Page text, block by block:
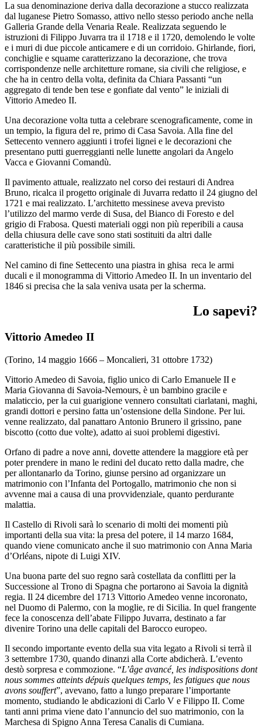
La sua denominazione deriva dalla decorazione a stucco realizzata
dal luganese Pietro Somasso, attivo nello stesso periodo anche nella
Galleria Grande della Venaria Reale. Realizzata seguendo le
istruzioni di Filippo Juvarra tra il 1718 e il 1720, demolendo le volte
e i muri di due piccole anticamere e di un corridoio. Ghirlande, fiori,
conchiglie e squame caratterizzano la decorazione, che trova
corrispondenze nelle architetture romane, sia civili che religiose, e
che ha in centro della volta, definita da Chiara Passanti “un
aggregato di tende ben tese e gonfiate dal vento” le iniziali di
Vittorio Amedeo II.
Una decorazione volta tutta a celebrare scenograficamente, come in
un tempio, la figura del re, primo di Casa Savoia. Alla fine del
Settecento vennero aggiunti i trofei lignei e le decorazioni che
presentano putti guerreggianti nelle lunette angolari da Angelo
Vacca e Giovanni Comandù.
Il pavimento attuale, realizzato nel corso dei restauri di Andrea
Bruno, ricalca il progetto originale di Juvarra redatto il 24 giugno del
1721 e mai realizzato. L’architetto messinese aveva previsto
l’utilizzo del marmo verde di Susa, del Bianco di Foresto e del
grigio di Frabosa. Questi materiali oggi non più reperibili a causa
della chiusura delle cave sono stati sostituiti da altri dalle
caratteristiche il più possibile simili.
Nel camino di fine Settecento una piastra in ghisa reca le armi
ducali e il monogramma di Vittorio Amedeo II. In un inventario del
1846 si precisa che la sala veniva usata per la scherma.
Lo sapevi?
Vittorio Amedeo II
(Torino, 14 maggio 1666 – Moncalieri, 31 ottobre 1732)
Vittorio Amedeo di Savoia, figlio unico di Carlo Emanuele II e
Maria Giovanna di Savoia-Nemours, è un bambino gracile e
malaticcio, per la cui guarigione vennero consultati ciarlatani, maghi,
grandi dottori e persino fatta un’ostensione della Sindone. Per lui.
venne realizzato, dal panattaro Antonio Brunero il grissino, pane
biscotto (cotto due volte), adatto ai suoi problemi digestivi.
Orfano di padre a nove anni, dovette attendere la maggiore età per
poter prendere in mano le redini del ducato retto dalla madre, che
per allontanarlo da Torino, giunse persino ad organizzare un
matrimonio con l’Infanta del Portogallo, matrimonio che non si
avvenne mai a causa di una provvidenziale, quanto perdurante
malattia.
Il Castello di Rivoli sarà lo scenario di molti dei momenti più
importanti della sua vita: la presa del potere, il 14 marzo 1684,
quando viene comunicato anche il suo matrimonio con Anna Maria
d’Orléans, nipote di Luigi XIV.
Una buona parte del suo regno sarà costellata da conflitti per la
Successione al Trono di Spagna che portarono ai Savoia la dignità
regia. Il 24 dicembre del 1713 Vittorio Amedeo venne incoronato,
nel Duomo di Palermo, con la moglie, re di Sicilia. In quel frangente
fece la conoscenza dell’abate Filippo Juvarra, destinato a far
divenire Torino una delle capitali del Barocco europeo.
Il secondo importante evento della sua vita legato a Rivoli si terrà il
3 settembre 1730, quando dinanzi alla Corte abdicherà. L’evento
destò sorpresa e commozione. “L’âge avancé, les indispositions dont
nous sommes atteints dépuis quelques temps, les fatigues que nous
avons souffert”, avevano, fatto a lungo preparare l’importante
momento, studiando le abdicazioni di Carlo V e Filippo II. Come
tanti anni prima viene dato l’annuncio del suo matrimonio, con la
Marchesa di Spigno Anna Teresa Canalis di Cumiana.